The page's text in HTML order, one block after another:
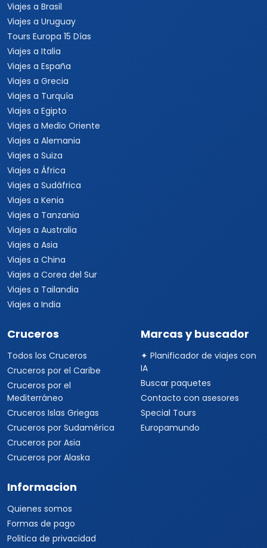
Viajes a Brasil
Viajes a Uruguay
Tours Europa 15 Días
Viajes a Italia
Viajes a España
Viajes a Grecia
Viajes a Turquía
Viajes a Egipto
Viajes a Medio Oriente
Viajes a Alemania
Viajes a Suiza
Viajes a África
Viajes a Sudáfrica
Viajes a Kenia
Viajes a Tanzania
Viajes a Australia
Viajes a Asia
Viajes a China
Viajes a Corea del Sur
Viajes a Tailandia
Viajes a India
Cruceros
Todos los Cruceros
Cruceros por el Caribe
Cruceros por el
Mediterráneo
Cruceros Islas Griegas
Cruceros por Sudamérica
Cruceros por Asia
Cruceros por Alaska
Marcas y buscador
✦ Planificador de viajes con
IA
Buscar paquetes
Contacto con asesores
Special Tours
Europamundo
Informacion
Quienes somos
Formas de pago
Politica de privacidad